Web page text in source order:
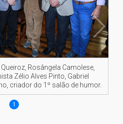
Rosângela Camolese,
Zélio Alves Pinto, Gabriel
criador do 1º salão de humor.
1